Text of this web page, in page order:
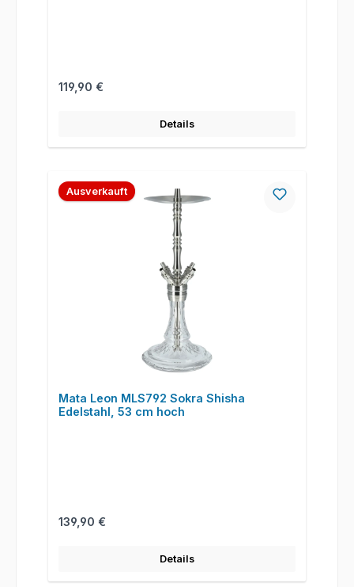
Regulärer Preis:
119,90 €
Details
Ausverkauft
Mata Leon MLS792 Sokra Shisha
Edelstahl, 53 cm hoch
Regulärer Preis:
139,90 €
Details